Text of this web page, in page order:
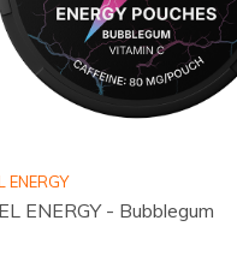
ENERGY
ENERGY - Bubblegum